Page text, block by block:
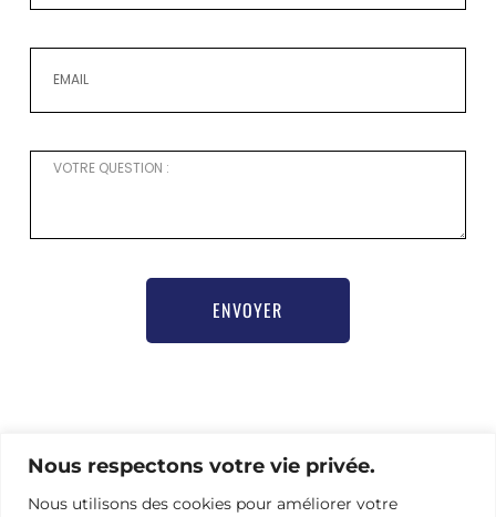
Nous respectons votre vie privée.
Nous utilisons des cookies pour améliorer votre
ENVOYER
pour vous inscrire,
Nathalie Hamel bioprogsbr@gmail.com TEL : +33 6 23